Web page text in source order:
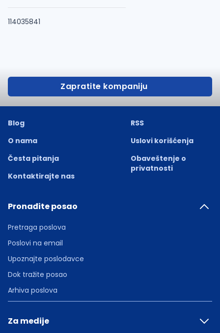
114035841
Zapratite kompaniju
Blog
O nama
Česta pitanja
Kontaktirajte nas
RSS
Uslovi korišćenja
Obaveštenje o
privatnosti
Pronađite posao
Pretraga poslova
Poslovi na email
Upoznajte poslodavce
Dok tražite posao
Arhiva poslova
Za medije